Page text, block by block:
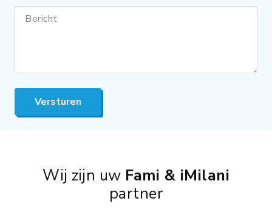
Bericht
Versturen
Wij zijn uw Fami & iMilani
partner